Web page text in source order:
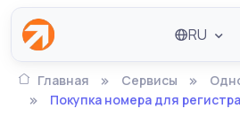
RU
Главная Сервисы
Покупка номера для